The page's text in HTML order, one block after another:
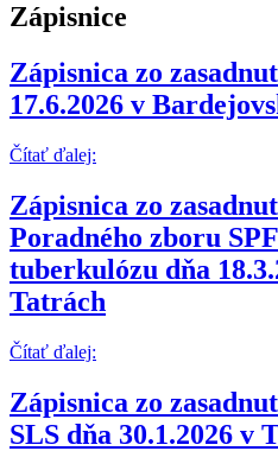
Zápisnice
Zápisnica zo
17.6.2026 v
Čítať ďalej:
Zápisnica zo
Poradného zboru
tuberkulózu dňa
Tatrách
Čítať ďalej:
Zápisnica zo
SLS dňa 30.1.2026 v